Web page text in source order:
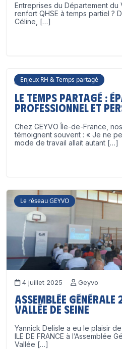
Entreprises du Département du
renfort QHSE à temps partiel ?
Céline, […]
Enjeux RH & Temps partagé
17 juillet 2025 Geyvo
Le temps partagé :
professionnel ET
Chez GEYVO Île-de-France,
témoignent souvent : « Je ne
mode de travail allait autant […]
Le réseau GEYVO
4 juillet 2025 Geyvo
Assemblée Générale
Vallée de Seine
Yannick Delisle a eu le plaisir
ILE DE FRANCE à l’Assemblée
Vallée […]